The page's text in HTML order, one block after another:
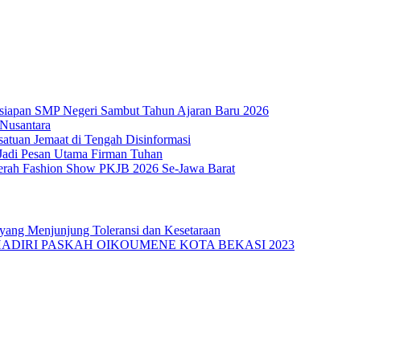
SMP Negeri Sambut Tahun Ajaran Baru 2026
Jemaat di Tengah Disinformasi
Pesan Utama Firman Tuhan
Fashion Show PKJB 2026 Se-Jawa Barat
Menjunjung Toleransi dan Kesetaraan
PASKAH OIKOUMENE KOTA BEKASI 2023